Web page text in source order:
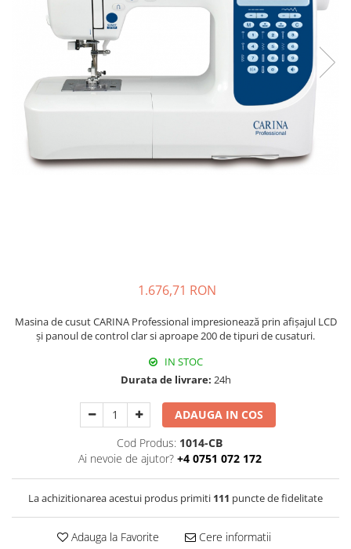
1.676,71 RON
Masina de cusut CARINA Professional impresionează prin afișajul LCD
și panoul de control clar si aproape 200 de tipuri de cusaturi.
IN STOC
Durata de livrare: 24h
ADAUGA IN COS
Cod Produs: 1014-CB
Ai nevoie de ajutor? +4 0751 072 172
La achizitionarea acestui produs primiti 111 puncte de fidelitate
Adauga la Favorite Cere informatii